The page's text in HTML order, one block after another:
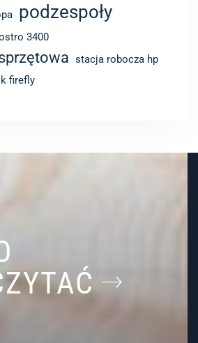
podzespoły
3400
stacja robocza hp
firefly